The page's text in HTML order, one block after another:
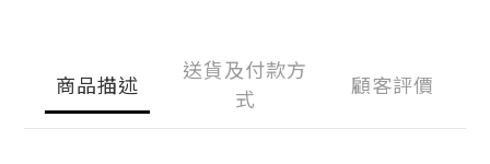
商品描述
送貨及付款方
式
顧客評價